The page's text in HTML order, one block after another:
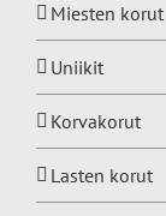
Miesten korut
Uniikit
Korvakorut
Lasten korut